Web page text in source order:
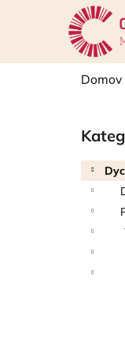
Domov
kategórie
í
Späť
do
Späť
do